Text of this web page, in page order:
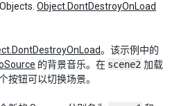
Object.DontDestroyOnLoad
。该示例中的
的背景音乐。在 scene2 加载
按钮可以切换场景。